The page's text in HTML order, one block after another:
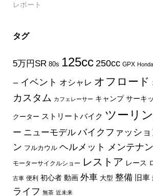
レポート
タグ
5万円SR 80s 125cc 250cc GPX Honda
ー イベント オシャレ オフロード
カスタム カフェレーサー キャンプ サーキ
クーター ストリートバイク ツーリ
ー ニューモデル バイクファッショ
ン フルカウル ヘルメット メンテナ
モーターサイクルショー レストア レース
古車 便利 初心者 動画 外車 大型 整備 旧車
ライフ 無茶 近未来